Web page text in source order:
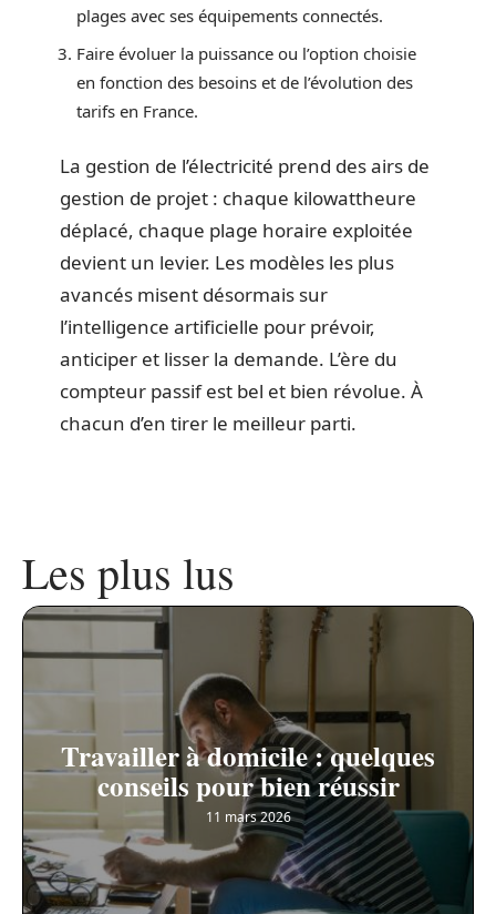
plages avec ses équipements connectés.
Faire évoluer la puissance ou l’option choisie
en fonction des besoins et de l’évolution des
tarifs en France.
La gestion de l’électricité prend des airs de
gestion de projet : chaque kilowattheure
déplacé, chaque plage horaire exploitée
devient un levier. Les modèles les plus
avancés misent désormais sur
l’intelligence artificielle pour prévoir,
anticiper et lisser la demande. L’ère du
compteur passif est bel et bien révolue. À
chacun d’en tirer le meilleur parti.
Les plus lus
Travailler à domicile : quelques
conseils pour bien réussir
11 mars 2026